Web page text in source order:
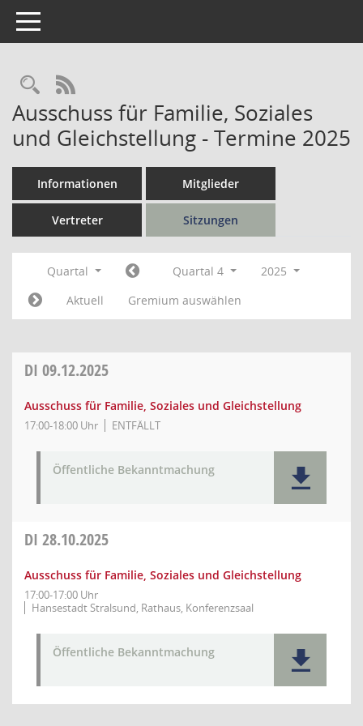
Toggle navigation
Rechercheauswahl
RSS-Feed
Ausschuss für Familie, Soziales
und Gleichstellung - Termine 2025
Informationen Mitglieder
Vertreter Sitzungen
Quartal Quartal 4
2025
Aktuell
Gremium auswählen
DI 09.12.2025
Ausschuss für Familie, Soziales und Gleichstellung
17:00-18:00 Uhr ENTFÄLLT
Öffentliche Bekanntmachung
DI 28.10.2025
Ausschuss für Familie, Soziales und Gleichstellung
17:00-17:00 Uhr
Hansestadt Stralsund, Rathaus, Konferenzsaal
Öffentliche Bekanntmachung